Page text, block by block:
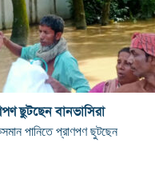
ছুটছেন বানভাসিরা
পানিতে প্রাণপণ ছুটছেন